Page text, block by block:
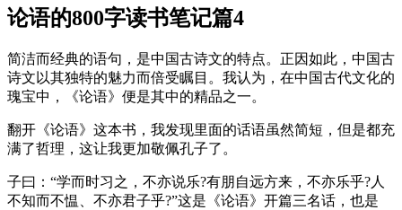
论语的800字读书笔记篇4
简洁而经典的语句，是中国古诗文的特点。正因如此，中国古
诗文以其独特的魅力而倍受瞩目。我认为，在中国古代文化的
瑰宝中，《论语》便是其中的精品之一。
翻开《论语》这本书，我发现里面的话语虽然简短，但是都充
满了哲理，这让我更加敬佩孔子了。
子曰：“学而时习之，不亦说乐?有朋自远方来，不亦乐乎?人
不知而不愠、不亦君子乎?”这是《论语》开篇三名话，也是